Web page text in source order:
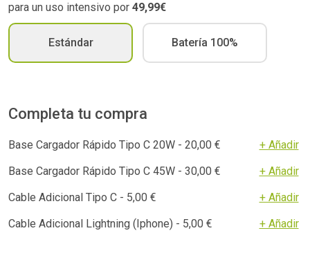
para un uso intensivo por 49,99€
Estándar Batería 100%
Completa tu compra
Base Cargador Rápido Tipo C 20W - 20,00 €
+ Añadir
Base Cargador Rápido Tipo C 45W - 30,00 €
+ Añadir
Cable Adicional Tipo C - 5,00 €
+ Añadir
Cable Adicional Lightning (Iphone) - 5,00 €
+ Añadir